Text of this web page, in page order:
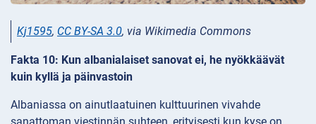
Kj1595, CC BY-SA 3.0, via Wikimedia Commons
Fakta 10: Kun albanialaiset sanovat ei, he nyökkäävät
kuin kyllä ja päinvastoin
Albaniassa on ainutlaatuinen kulttuurinen vivahde